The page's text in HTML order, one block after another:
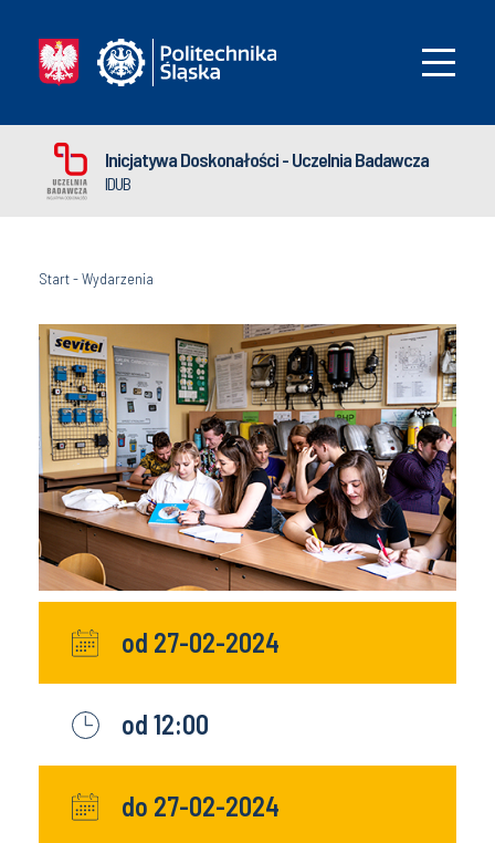
Inicjatywa Doskonałości - Uczelnia Badawcza
IDUB
Start-Wydarzenia
od 27-02-2024
od 12:00
do 27-02-2024